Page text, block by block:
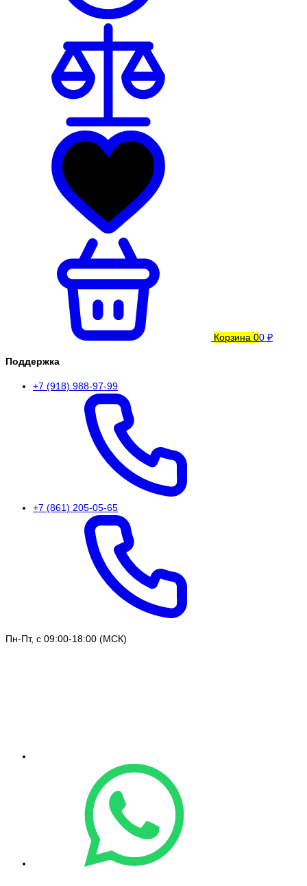
Корзина 00 ₽
Поддержка
+7 (918) 988-97-99
+7 (861) 205-05-65
Пн-Пт, с 09:00-18:00 (МСК)